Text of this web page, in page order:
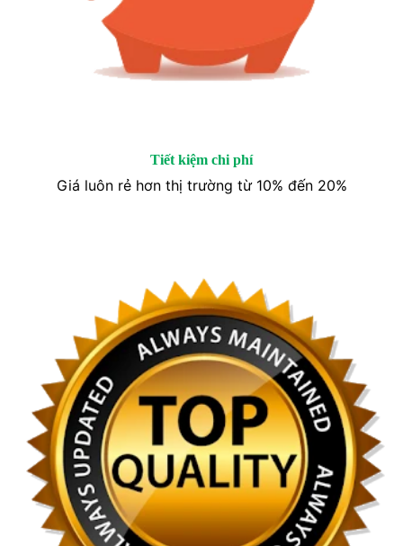
Tiết kiệm chi phí
Giá luôn rẻ hơn thị trường từ 10% đến 20%